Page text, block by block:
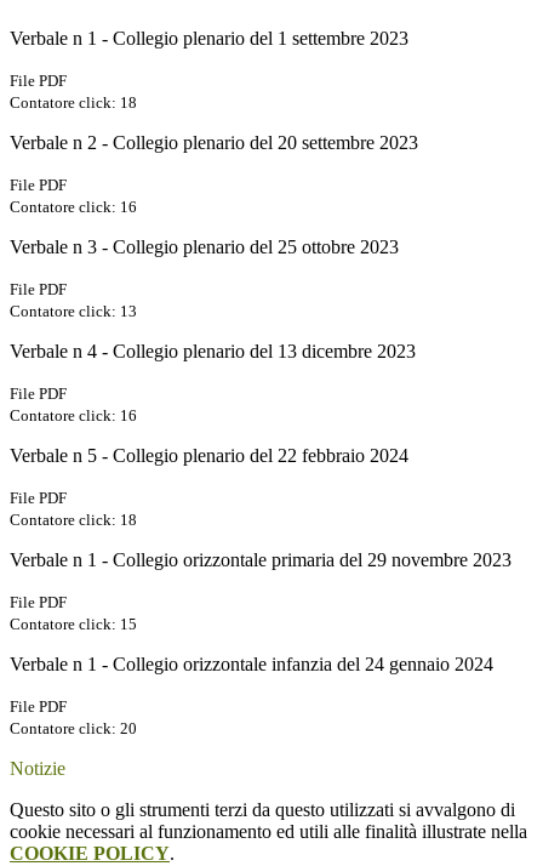
Verbale n 1 - Collegio plenario del 1 settembre 2023
File PDF
Contatore click: 18
Verbale n 2 - Collegio plenario del 20 settembre 2023
File PDF
Contatore click: 16
Verbale n 3 - Collegio plenario del 25 ottobre 2023
File PDF
Contatore click: 13
Verbale n 4 - Collegio plenario del 13 dicembre 2023
File PDF
Contatore click: 16
Verbale n 5 - Collegio plenario del 22 febbraio 2024
File PDF
Contatore click: 18
Verbale n 1 - Collegio orizzontale primaria del 29 novembre 2023
File PDF
Contatore click: 15
Verbale n 1 - Collegio orizzontale infanzia del 24 gennaio 2024
File PDF
Contatore click: 20
Notizie
Questo sito o gli strumenti terzi da questo utilizzati si avvalgono di
cookie necessari al funzionamento ed utili alle finalità illustrate nella
COOKIE POLICY.